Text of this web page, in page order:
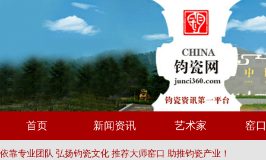
首页 新闻资讯 艺术家 窑口
依靠专业团队 弘扬钧瓷文化 推荐大师窑口 助推钧瓷产业！